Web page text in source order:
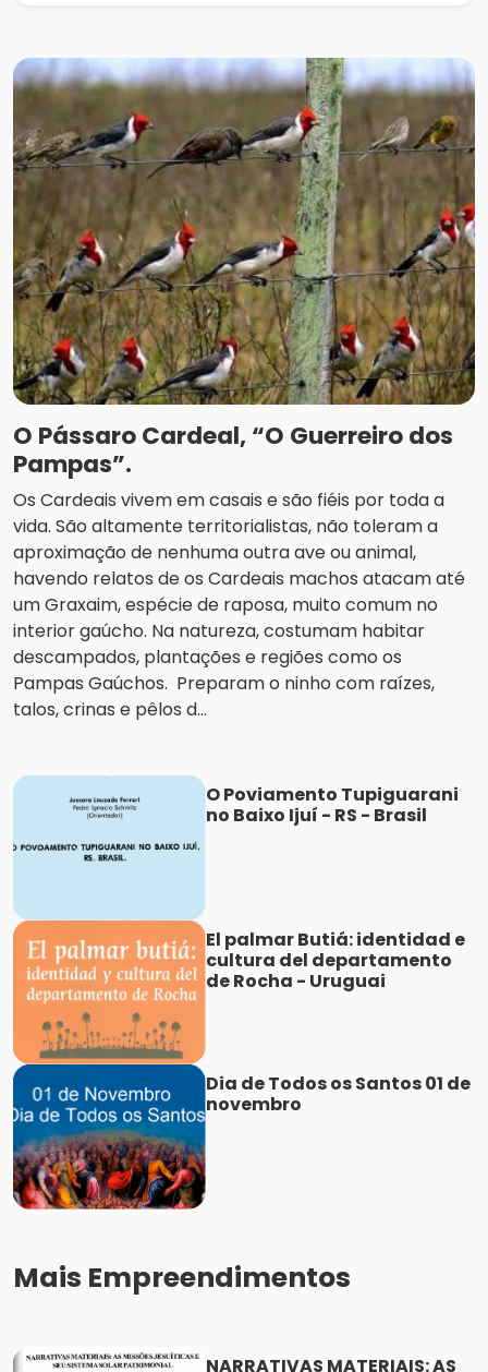
O Pássaro Cardeal, “O Guerreiro dos
Pampas”.
Os Cardeais vivem em casais e são fiéis por toda a
vida. São altamente territorialistas, não toleram a
aproximação de nenhuma outra ave ou animal,
havendo relatos de os Cardeais machos atacam até
um Graxaim, espécie de raposa, muito comum no
interior gaúcho. Na natureza, costumam habitar
descampados, plantações e regiões como os
Pampas Gaúchos. Preparam o ninho com raízes,
talos, crinas e pêlos d...
O Poviamento Tupiguarani
no Baixo Ijuí - RS - Brasil
El palmar Butiá: identidad e
cultura del departamento
de Rocha - Uruguai
Dia de Todos os Santos 01 de
novembro
Mais Empreendimentos
NARRATIVAS MATERIAIS: AS